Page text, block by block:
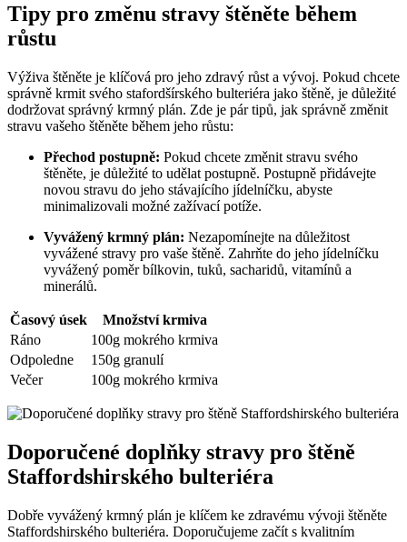
Tipy pro změnu stravy štěněte během
růstu
Výživa štěněte je klíčová pro jeho zdravý růst a vývoj. Pokud chcete
správně krmit svého stafordšírského bulteriéra jako štěně, je důležité
dodržovat správný krmný plán. Zde je pár tipů, jak správně změnit
stravu vašeho štěněte během jeho růstu:
Přechod postupně: Pokud chcete změnit stravu svého
štěněte, je důležité to udělat postupně. Postupně přidávejte
novou stravu do jeho stávajícího jídelníčku, abyste
minimalizovali možné zažívací potíže.
Vyvážený krmný plán: Nezapomínejte na důležitost
vyvážené stravy pro vaše štěně. Zahrňte do jeho jídelníčku
vyvážený poměr bílkovin, tuků, sacharidů, vitamínů a
minerálů.
Časový úsek
Množství krmiva
Ráno
100g mokrého krmiva
Odpoledne
150g granulí
Večer
100g mokrého krmiva
Doporučené doplňky stravy pro štěně
Staffordshirského bulteriéra
Dobře vyvážený krmný plán je klíčem ke zdravému vývoji štěněte
Staffordshirského bulteriéra. Doporučujeme začít s kvalitním